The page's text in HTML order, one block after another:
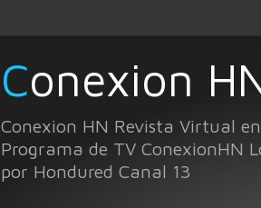
Conexion
Conexion HN Revista Virtual
Programa de TV ConexionHN
por Hondured Canal 13